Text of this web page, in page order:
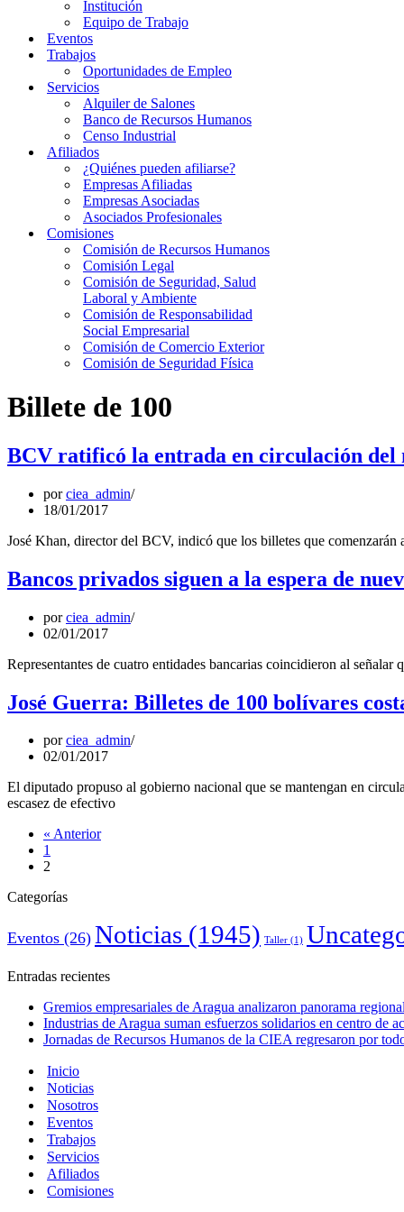
Institución
Equipo de Trabajo
Eventos
Trabajos
Oportunidades de Empleo
Servicios
Alquiler de Salones
Banco de Recursos Humanos
Censo Industrial
Afiliados
¿Quiénes pueden afiliarse?
Empresas Afiliadas
Empresas Asociadas
Asociados Profesionales
Comisiones
Comisión de Recursos Humanos
Comisión Legal
Comisión de Seguridad, Salud
Laboral y Ambiente
Comisión de Responsabilidad
Social Empresarial
Comisión de Comercio Exterior
Comisión de Seguridad Física
Billete de 100
BCV ratificó la entrada en circulación del
porciea_admin
18/01/2017
José Khan, director del BCV, indicó que los billetes que
Bancos privados siguen a la espera de
porciea_admin
02/01/2017
Representantes de cuatro entidades bancarias coincidieron al
José Guerra: Billetes de 100 bolívares
porciea_admin
02/01/2017
El diputado propuso al gobierno nacional que se mantengan en
escasez de efectivo
« Anterior
1
2
Categorías
Eventos (26) Noticias (1945) Taller (1)
Entradas recientes
Gremios empresariales de Aragua analizaron panorama
Industrias de Aragua suman esfuerzos solidarios en centro de
Jornadas de Recursos Humanos de la CIEA regresaron por
Inicio
Noticias
Nosotros
Eventos
Trabajos
Servicios
Afiliados
Comisiones